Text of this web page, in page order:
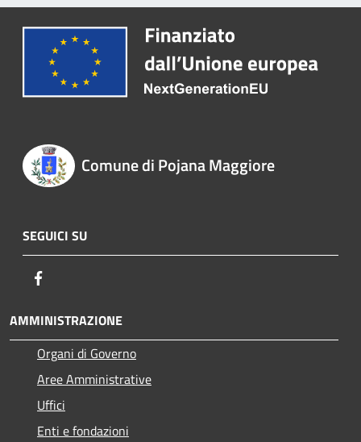
Comune di Pojana Maggiore
SEGUICI SU
AMMINISTRAZIONE
Organi di Governo
Aree Amministrative
Uffici
Enti e fondazioni